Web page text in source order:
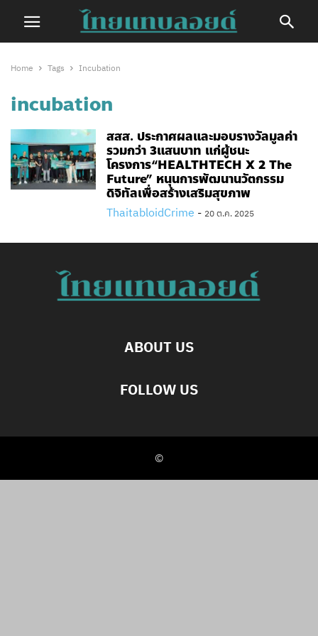
Home Tags Incubation
incubation
สสส. ประกาศผลและมอบรางวัลมูลค่า
รวมกว่า 3แสนบาท แก่ผู้ชนะ
โครงการ“HEALTHTECH X 2 The
Future” หนุนการพัฒนานวัตกรรม
ดิจิทัลเพื่อสร้างเสริมสุขภาพ
ThaitabloidCrime - 20 ต.ค. 2025
ABOUT US
FOLLOW US
©